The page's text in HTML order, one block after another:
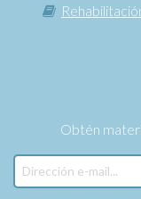
Obtén